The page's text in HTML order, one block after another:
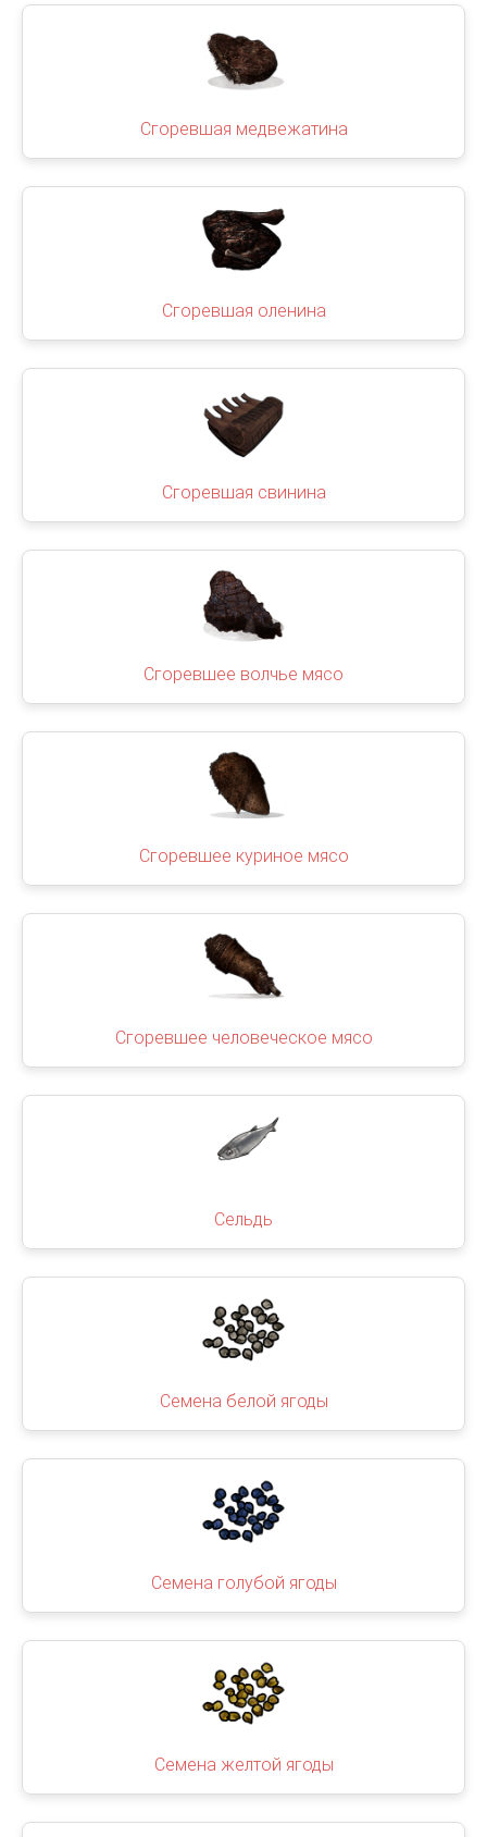
Сгоревшая медвежатина
Сгоревшая оленина
Сгоревшая свинина
Сгоревшее волчье мясо
Сгоревшее куриное мясо
Сгоревшее человеческое мясо
Сельдь
Семена белой ягоды
Семена голубой ягоды
Семена желтой ягоды